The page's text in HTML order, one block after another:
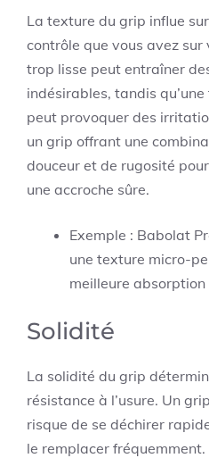
La texture du grip influe
contrôle que vous avez
trop lisse peut entraîner
indésirables, tandis
peut provoquer des
un grip offrant une
douceur et de rugosité
une accroche sûre.
Exemple : Babolat
une texture micro-
meilleure
Solidité
La solidité du grip
résistance à l’usure. Un
risque de se déchirer
le remplacer